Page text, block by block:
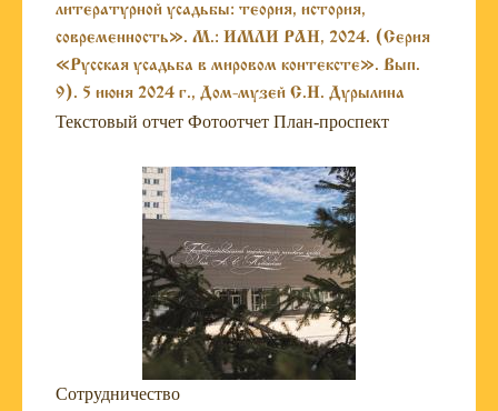
литературной усадьбы: теория, история,
современность». М.: ИМЛИ РАН, 2024. (Серия
«Русская усадьба в мировом контексте». Вып.
9). 5 июня 2024 г., Дом-музей С.Н. Дурылина
Текстовый отчет Фотоотчет План-проспект
Сотрудничество